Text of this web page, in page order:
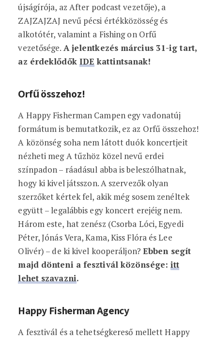
újságírója, az After podcast vezetője), a
ZAJZAJZAJ nevű pécsi értékközösség és
alkotótér, valamint a Fishing on Orfű
vezetősége. A jelentkezés március 31-ig tart,
az érdeklődők IDE kattintsanak!
Orfű összehoz!
A Happy Fisherman Campen egy vadonatúj
formátum is bemutatkozik, ez az Orfű összehoz!
A közönség soha nem látott duók koncertjeit
nézheti meg A tűzhöz közel nevű erdei
színpadon – ráadásul abba is beleszólhatnak,
hogy ki kivel játsszon. A szervezők olyan
szerzőket kértek fel, akik még sosem zenéltek
együtt – legalábbis egy koncert erejéig nem.
Három este, hat zenész (Csorba Lóci, Egyedi
Péter, Jónás Vera, Kama, Kiss Flóra és Lee
Olivér) – de ki kivel kooperáljon? Ebben segít
majd dönteni a fesztivál közönsége:itt
lehet szavazni.
Happy Fisherman Agency
A fesztivál és a tehetségkereső mellett Happy